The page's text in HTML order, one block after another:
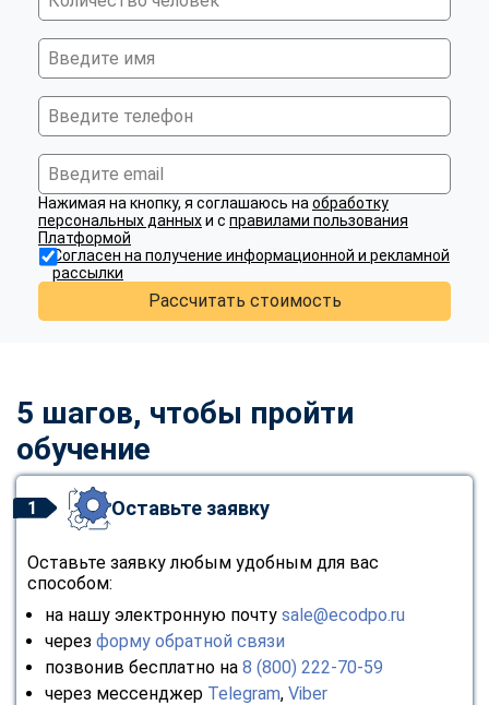
Нажимая на кнопку, я соглашаюсь на обработку
персональных данныхи с правилами пользования
Платформой
Согласен на получение информационной и рекламной
рассылки
Рассчитать стоимость
5 шагов, чтобы пройти
обучение
1 Оставьте заявку
Оставьте заявку любым удобным для вас
способом:
на нашу электронную почту sale@ecodpo.ru
через форму обратной связи
позвонив бесплатно на 8 (800) 222-70-59
через мессенджер Telegram, Viber